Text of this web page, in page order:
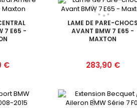
7 E65 -
€
LAME DE PARE-CHOCS
AVANT BMW 7 E65 -
MAXTON
Prix
283,90 €